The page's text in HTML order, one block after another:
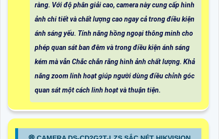
ràng. Với độ phân giải cao, camera này cung cấp hình
ảnh chi tiết và chất lượng cao ngay cả trong điều kiện
ánh sáng yếu. Tính năng hồng ngoại thông minh cho
phép quan sát ban đêm và trong điều kiện ánh sáng
kém mà vẫn Chắc chắn rằng hình ảnh chất lượng. Khả
năng zoom linh hoạt giúp người dùng điều chỉnh góc
quan sát một cách linh hoạt và thuận tiện.